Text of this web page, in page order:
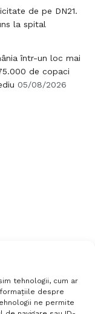
tehnologii, cum ar
despre
ne permite
de pe DN21.
la spital
într-un loc mai
de copaci
05/08/2026